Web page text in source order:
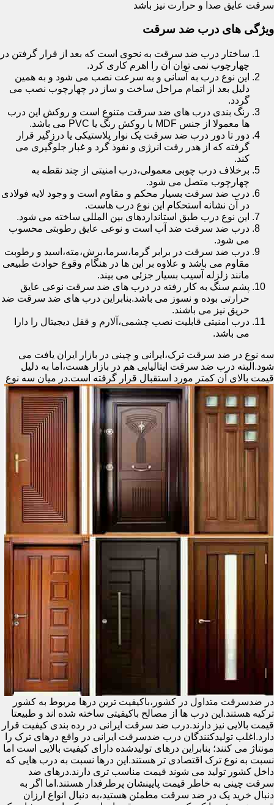
سرقت عایق صدا و حرارت نیز باشد
ویژگی های درب ضد سرقت
ساختار درب ضد سرقت به نحوی است که بعد از قرار گرفتن در
چهارچوب نمی توان آن را اهرم کاری کرد.
این نوع درب به آسانی و به سرعت نصب می شود و به همین
دلیل بعد از اتمام مراحل ساخت و ساز در چهارچوب نصب می
گردد.
رنگ بندی درب های ضد سرقت متنوع است و روکش این درب
ها معمولا از جنس MDF با روکش رنگ یا PVC می باشد.
دور تا دور درب ضد سرقت یک نوار پلاستیکی یا درزگیر قرار
گرفته که از هدر رفت انرژی و نفوذ گرد و غبار جلوگیری می
کند.
برخلاف درب چوبی معمولی،درب امنیتی از چند نقطه به
چهارچوب متصل می شود.
درب ضد سرقت بسیار محکم و مقاوم است و وجود لایه فولادی
در آن نشانه استحکام این نوع درب هاست.
این نوع درب طبق استانداردهای بین المللی ساخته می شود.
درب ضد سرقت ضد آب است و نوعی عایق رطوبتی محسوب
می شود.
درب ضد سرقت در برابر گرما،سرما،برش،مته،اسید و رطوبت
مقاوم می باشد و علاوه بر این ها در هنگام وقوع حوادث طبیعی
مانند زلزله آسیب بسیار جزئی می بیند.
پشم سنگ به کار رفته در درب های ضد سرقت نوعی عایق
حرارتی بوده و نسوز می باشد.بنابراین درب های ضد سرقت ضد
حریق نیز می باشند.
درب امنیتی قابلیت نصب چشمی،آلارم و قفل دیجیتال را دارا
می باشد.
سه نوع در ضد سرقت ترک،ایرانی و چینی در بازار ایران یافت می
شود.البته درب ضد سرقت ایتالیایی هم در بازار هست،اما به دلیل
قیمت بالای آن کمتر مورد استقبال قرار گرفته است.در میان سه نوع
در ضدسرقت متداول در کشور،باکیفیت ترین درها مربوط به کشور
ترکیه هستند.این درب ها از مصالح باکیفیتی ساخته شده اند و طبیعتا
قیمت بالایی نیز دارند.درب ضد سرقت ایرانی در رده بندی کیفیت قرار
دارد.اغلب تولیدکنندگان درب ضدسرقت ایرانی در واقع درهای ترک را
مونتاژ می کنند؛ بنابراین درهای تولیدشده دارای کیفیت بالایی است اما
نسبت به نوع ترک اقتصادی تر هستند.این درها نسبت به درب هایی که
داخل کشور تولید می شوند قیمت مناسب تری دارند.درهای ضد
سرقت چینی به خاطر قیمت پایینشان پرطرفدار هستند.اما اگر به
دنبال خرید یک در ضد سرقت مطمئن هستید،به دنبال انواع ارزان